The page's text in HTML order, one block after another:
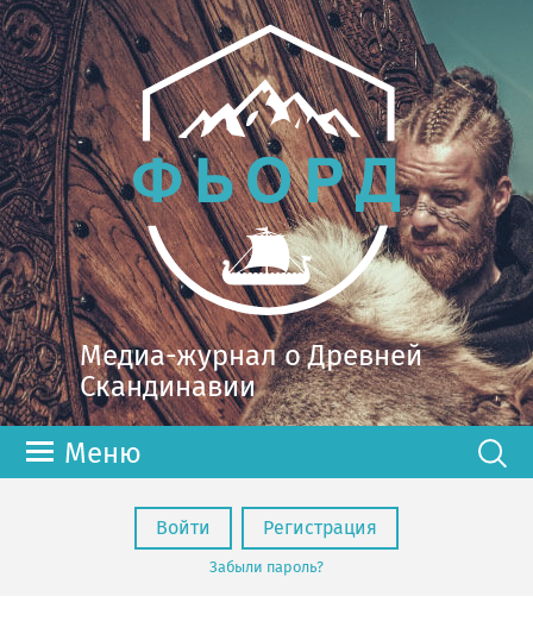
Медиа-журнал о Древней
Скандинавии
Меню
Войти Регистрация
Забыли пароль?